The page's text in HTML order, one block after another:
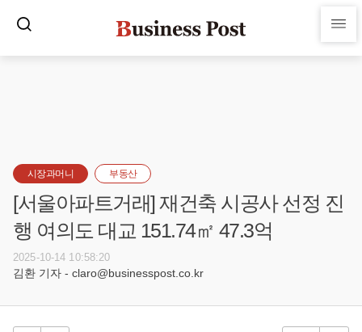
시장과머니 부동산
[서울아파트거래] 재건축 시공사 선정 진
행 여의도 대교 151.74㎡ 47.3억
2025-10-14 10:58:20
김환 기자 - claro@businesspost.co.kr